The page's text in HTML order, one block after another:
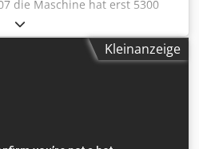
die Maschine hat erst 5300
guten Zustand Dwjdpfx Aeyy
52.800 kg
Kleinanzeige